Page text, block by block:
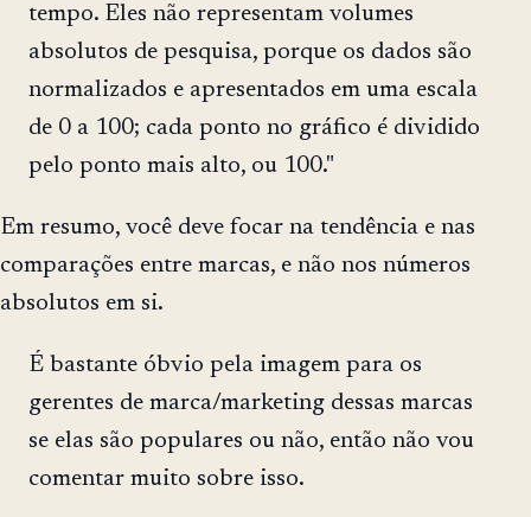
tempo. Eles não representam volumes
absolutos de pesquisa, porque os dados são
normalizados e apresentados em uma escala
de 0 a 100; cada ponto no gráfico é dividido
pelo ponto mais alto, ou 100."
Em resumo, você deve focar na tendência e nas
comparações entre marcas, e não nos números
absolutos em si.
É bastante óbvio pela imagem para os
gerentes de marca/marketing dessas marcas
se elas são populares ou não, então não vou
comentar muito sobre isso.